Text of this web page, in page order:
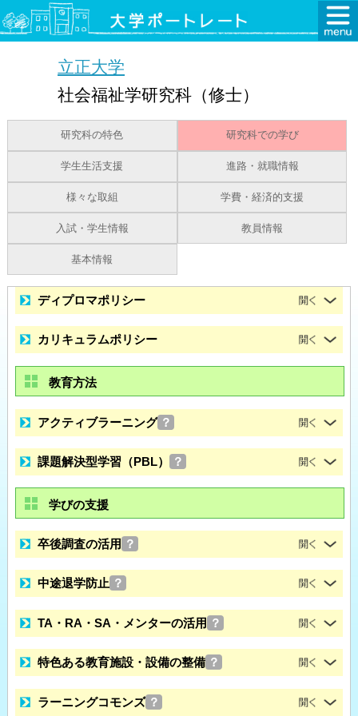
立正大学
社会福祉学研究科（修士）
研究科の特色 研究科での学び
学生生活支援 進路・就職情報
様々な取組 学費・経済的支援
入試・学生情報 教員情報
基本情報
ディプロマポリシー
カリキュラムポリシー
教育方法
アクティブラーニング ？
課題解決型学習（PBL） ？
学びの支援
卒後調査の活用 ？
中途退学防止 ？
TA・RA・SA・メンターの活用 ？
特色ある教育施設・設備の整備 ？
ラーニングコモンズ ？